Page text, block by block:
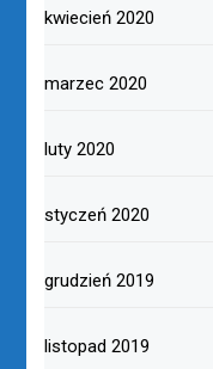
kwiecień 2020
marzec 2020
luty 2020
styczeń 2020
grudzień 2019
listopad 2019